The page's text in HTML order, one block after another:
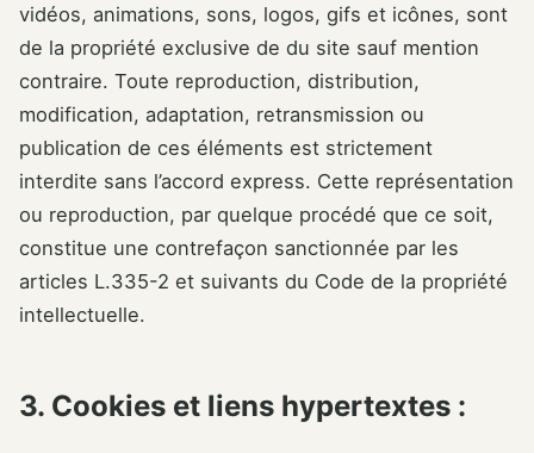
vidéos, animations, sons, logos, gifs et icônes, sont
de la propriété exclusive de du site sauf mention
contraire. Toute reproduction, distribution,
modification, adaptation, retransmission ou
publication de ces éléments est strictement
interdite sans l’accord express. Cette représentation
ou reproduction, par quelque procédé que ce soit,
constitue une contrefaçon sanctionnée par les
articles L.335-2 et suivants du Code de la propriété
intellectuelle.
3. Cookies et liens hypertextes :